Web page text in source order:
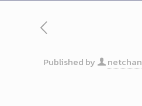
Published by